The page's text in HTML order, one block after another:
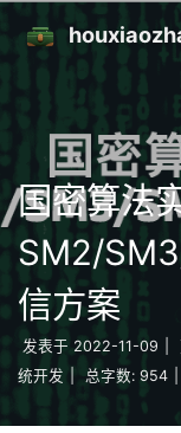
国密算法
SM2/
信方案
发表于 2022-11-09
统开发
总字数: 954